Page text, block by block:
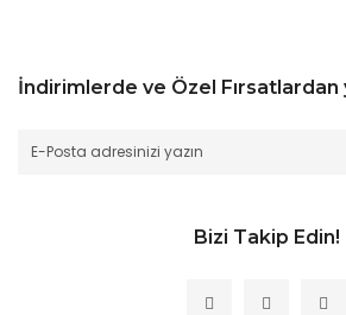
İndirimlerde ve Özel Fırsatlardan
Bizi Takip Edin!